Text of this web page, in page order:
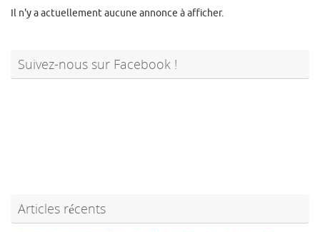
Il n'y a actuellement aucune annonce à afficher.
Suivez-nous sur Facebook !
Articles récents